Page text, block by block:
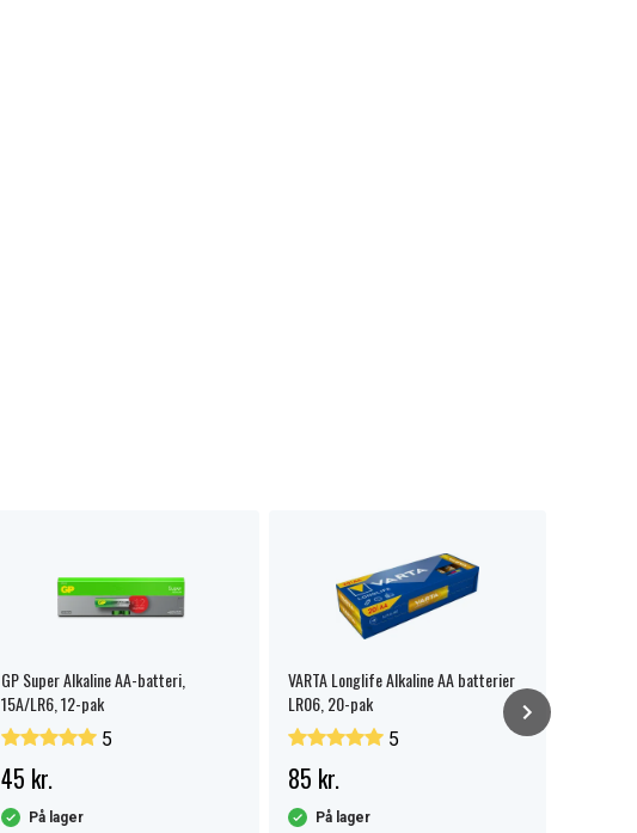
GP Super Alkaline AA-batteri,
15A/LR6, 12-pak
5
45 kr.
På lager
VARTA Longlife Alkaline AA batterier
LR06, 20-pak
5
85 kr.
På lager